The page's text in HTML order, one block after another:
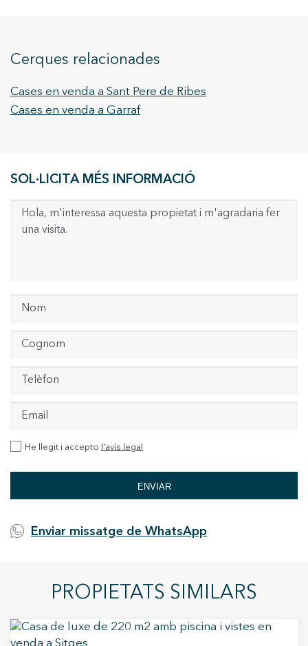
Cerques relacionades
Cases en venda a Sant Pere de Ribes
Cases en venda a Garraf
SOL·LICITA MÉS INFORMACIÓ
He llegit i accepto l'avís legal
ENVIAR
Enviar missatge de WhatsApp
PROPIETATS SIMILARS